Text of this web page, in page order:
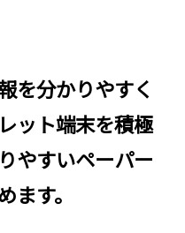
を分かりやすく
ット端末を積極
やすいペーパー
ます。